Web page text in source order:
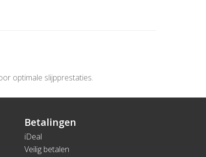
optimale slijpprestaties.
Betalingen
iDeal
Veilig betalen